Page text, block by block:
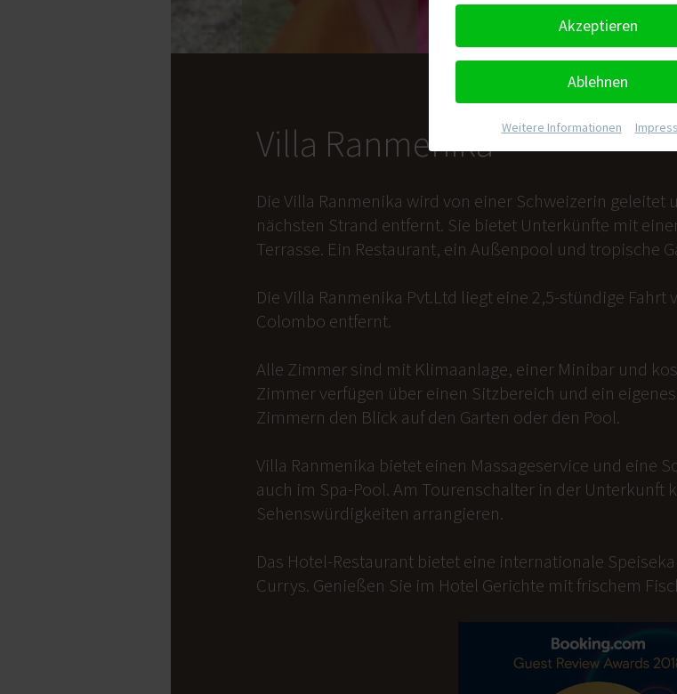
Villa Ranmenika
Die Villa Ranmenika wird von einer Schweizerin geleitet
nächsten Strand entfernt. Sie bietet Unterkünfte mit
Terrasse. Ein Restaurant, ein Außenpool und tropische
Die Villa Ranmenika Pvt.Ltd liegt eine 2,5-stündige
Colombo entfernt.
Alle Zimmer sind mit Klimaanlage, einer Minibar und
Zimmer verfügen über einen Sitzbereich und ein
Zimmern den Blick auf den Garten oder den Pool.
Villa Ranmenika bietet einen Massageservice und eine
auch im Spa-Pool. Am Tourenschalter in der Unterkunft
Sehenswürdigkeiten arrangieren.
Das Hotel-Restaurant bietet eine internationale
Currys. Genießen Sie im Hotel Gerichte mit frischem
Akzeptieren
Ablehnen
Weitere Informationen